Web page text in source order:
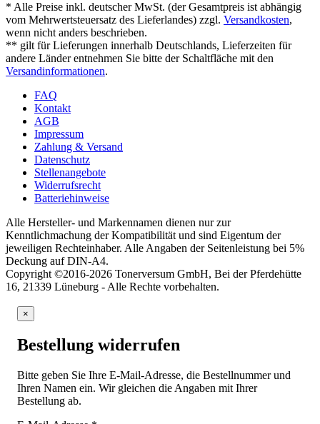
* Alle Preise inkl. deutscher MwSt. (der Gesamtpreis ist abhängig
vom Mehrwertsteuersatz des Lieferlandes) zzgl. Versandkosten,
wenn nicht anders beschrieben.
** gilt für Lieferungen innerhalb Deutschlands, Lieferzeiten für
andere Länder entnehmen Sie bitte der Schaltfläche mit den
Versandinformationen.
FAQ
Kontakt
AGB
Impressum
Zahlung & Versand
Datenschutz
Stellenangebote
Widerrufsrecht
Batteriehinweise
Alle Hersteller- und Markennamen dienen nur zur
Kenntlichmachung der Kompatibilität und sind Eigentum der
jeweiligen Rechteinhaber. Alle Angaben der Seitenleistung bei 5%
Deckung auf DIN-A4.
Copyright ©2016-2026 Tonerversum GmbH, Bei der Pferdehütte
16, 21339 Lüneburg - Alle Rechte vorbehalten.
×
Bestellung widerrufen
Bitte geben Sie Ihre E-Mail-Adresse, die Bestellnummer und
Ihren Namen ein. Wir gleichen die Angaben mit Ihrer
Bestellung ab.